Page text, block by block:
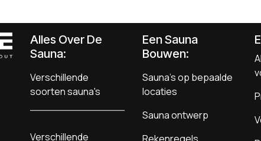
Alles Over De
Sauna:
Verschillende
soorten sauna's
Verschillende
Een Sauna
Bouwen:
Sauna's op bepaalde
locaties
Sauna ontwerp
Rekenregels